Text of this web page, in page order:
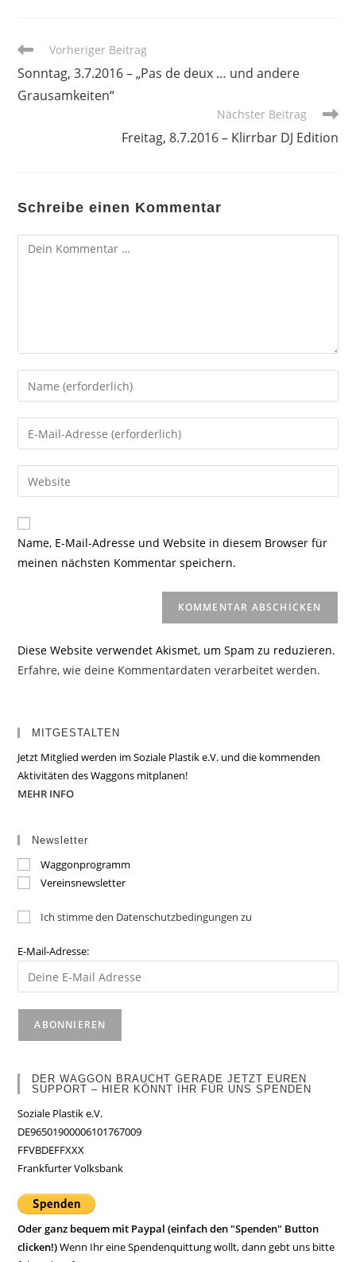
Weitere
ansehen
Vorheriger Beitrag
Sonntag, 3.7.2016 – „Pas de deux … und andere
Grausamkeiten“
Nächster Beitrag
Freitag, 8.7.2016 – Klirrbar DJ Edition
Schreibe einen Kommentar
Kommentar
Gib
deinen
Namen
oder
zum
Kommentieren
ein
Gib
deine
E-
Mail-
zum
Kommentieren
ein
Gib
deine
Website-
URL
Name, E-Mail-Adresse und Website in diesem Browser für
meinen nächsten Kommentar speichern.
Diese Website verwendet Akismet, um Spam zu reduzieren.
Erfahre, wie deine Kommentardaten verarbeitet werden.
MITGESTALTEN
Jetzt Mitglied werden im Soziale Plastik e.V. und die kommenden
Aktivitäten des Waggons mitplanen!
MEHR INFO
Newsletter
Waggonprogramm
Vereinsnewsletter
Ich stimme den Datenschutzbedingungen zu
E-Mail-Adresse:
DER WAGGON BRAUCHT GERADE JETZT EUREN
SUPPORT – HIER KÖNNT IHR FÜR UNS SPENDEN
Soziale Plastik e.V.
DE96501900006101767009
FFVBDEFFXXX
Frankfurter Volksbank
Oder ganz bequem mit Paypal (einfach den "Spenden" Button
clicken!)Wenn Ihr eine Spendenquittung wollt, dann gebt uns bitte